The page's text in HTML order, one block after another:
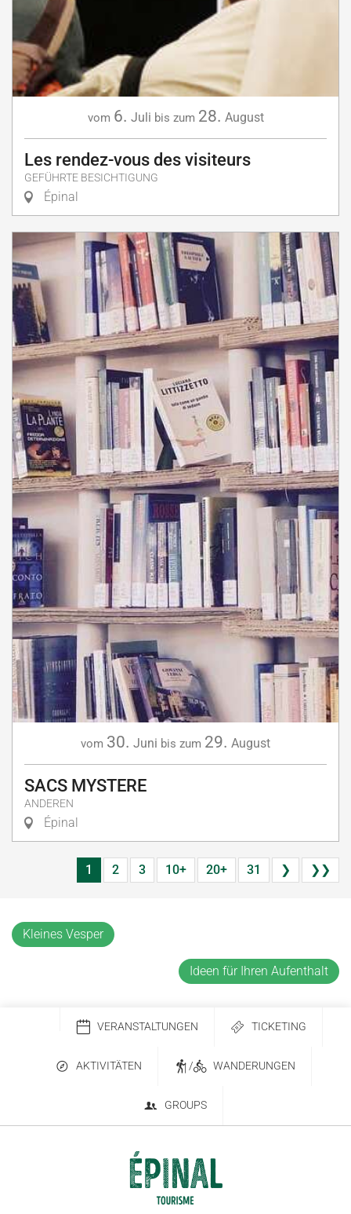
vom 6. Juli bis zum 28. August
Les rendez-vous des visiteurs
GEFÜHRTE BESICHTIGUNG
Épinal
vom 30. Juni bis zum 29. August
SACS MYSTERE
ANDEREN
Épinal
1 2 3 10+ 20+ 31 ❯ ❯❯
Kleines Vesper
Ideen für Ihren Aufenthalt
VERANSTALTUNGEN TICKETING
AKTIVITÄTEN / WANDERUNGEN
GROUPS